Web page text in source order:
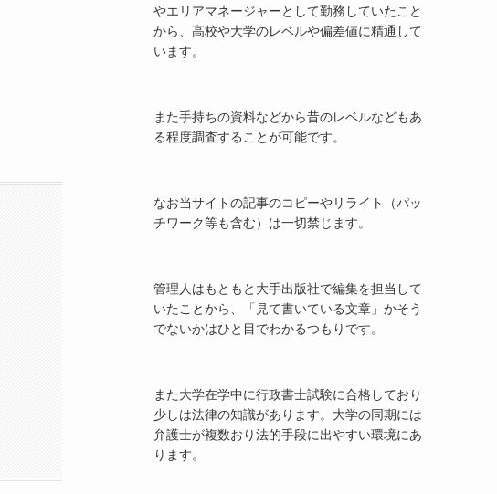
やエリアマネージャーとして勤務していたこと
から、高校や大学のレベルや偏差値に精通して
います。
また手持ちの資料などから昔のレベルなどもあ
る程度調査することが可能です。
なお当サイトの記事のコピーやリライト（パッ
チワーク等も含む）は一切禁じます。
管理人はもともと大手出版社で編集を担当して
いたことから、「見て書いている文章」かそう
でないかはひと目でわかるつもりです。
また大学在学中に行政書士試験に合格しており
少しは法律の知識があります。大学の同期には
弁護士が複数おり法的手段に出やすい環境にあ
ります。